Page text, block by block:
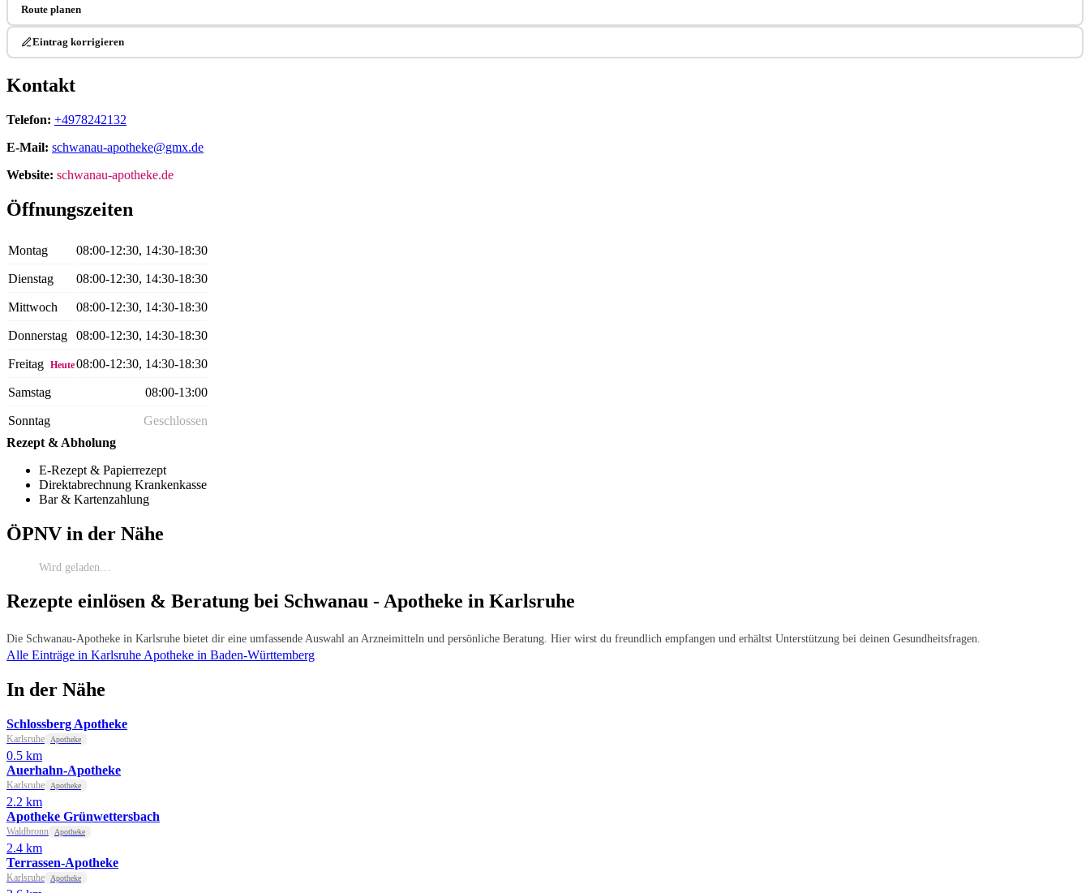
Route planen
Eintrag korrigieren
Kontakt
Telefon: +4978242132
E-Mail: schwanau-apotheke@gmx.de
Website: schwanau-apotheke.de
Öffnungszeiten
Montag 08:00-12:30, 14:30-18:30
Dienstag 08:00-12:30, 14:30-18:30
Mittwoch 08:00-12:30, 14:30-18:30
Donnerstag 08:00-12:30, 14:30-18:30
Freitag Heute08:00-12:30, 14:30-18:30
Samstag 08:00-13:00
Sonntag
Geschlossen
Rezept & Abholung
E-Rezept & Papierrezept
Direktabrechnung Krankenkasse
Bar & Kartenzahlung
ÖPNV in der Nähe
Wird geladen…
Rezepte einlösen & Beratung bei Schwanau - Apotheke in Karlsruhe
Die Schwanau-Apotheke in Karlsruhe bietet dir eine umfassende Auswahl an Arzneimitteln und persönliche Beratung. Hier wirst du freundlich empfangen und erhältst Unterstützung bei deinen Gesundheitsfragen.
Alle Einträge in Karlsruhe Apotheke in Baden-Württemberg
In der Nähe
Schlossberg Apotheke
Karlsruhe Apotheke
0.5 km
Auerhahn-Apotheke
Karlsruhe Apotheke
2.2 km
Apotheke Grünwettersbach
Waldbronn Apotheke
2.4 km
Terrassen-Apotheke
Karlsruhe Apotheke